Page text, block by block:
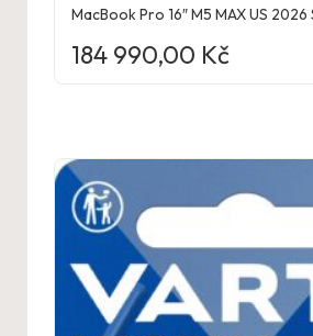
MacBook Pro 16″ M5 MAX US
184 990,00 Kč